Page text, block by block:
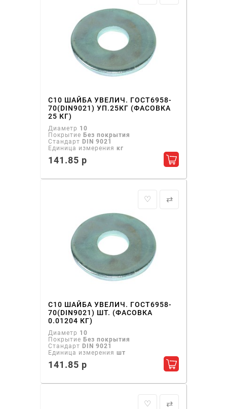
С10 ШАЙБА УВЕЛИЧ. ГОСТ6958-
70(DIN9021) УП.25КГ (ФАСОВКА
25 КГ)
Диаметр 10
Покрытие Без покрытия
Стандарт DIN 9021
Единица измерения кг
141.85 р Добавить в
♡ ⇄
С10 ШАЙБА УВЕЛИЧ. ГОСТ6958-
70(DIN9021) ШТ. (ФАСОВКА
0.01204 КГ)
Диаметр 10
Покрытие Без покрытия
Стандарт DIN 9021
Единица измерения шт
141.85 р Добавить в
♡ ⇄